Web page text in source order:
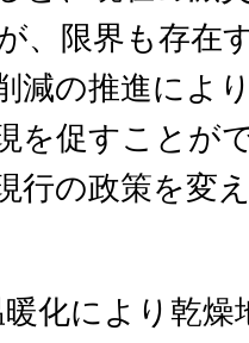
、限界も存在
減の推進によ
を促すことが
行の政策を変
化により乾燥